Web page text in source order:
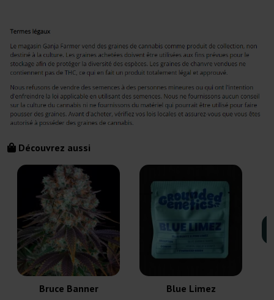
Découvrez aussi
Bruce Banner Blue Limez